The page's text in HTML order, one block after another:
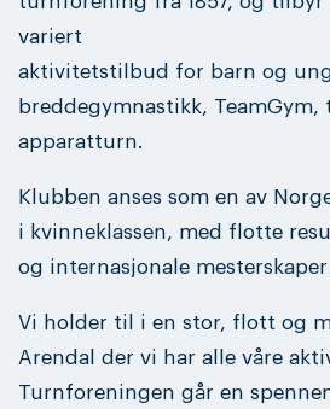
variert
aktivitetstilbud for barn og
breddegymnastikk,
apparatturn.
Klubben anses som en av
i kvinneklassen, med flotte
og internasjonale
Vi holder til i en stor, flott og
Arendal der vi har alle våre
Turnforeningen går en